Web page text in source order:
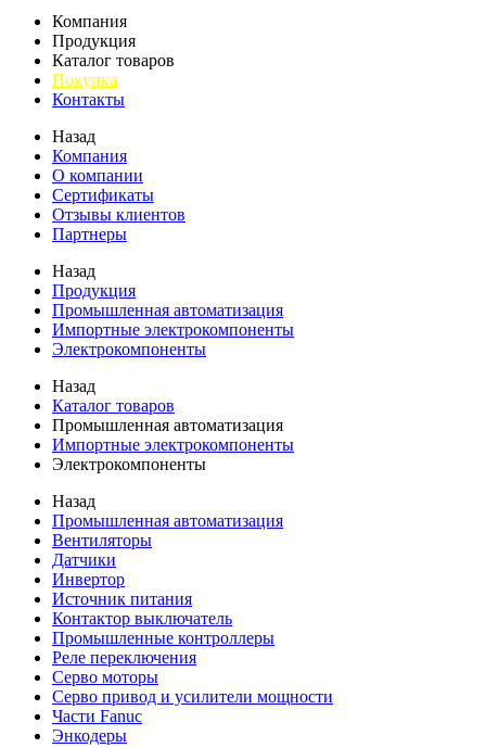
Компания
Продукция
Каталог товаров
Покупка
Контакты
Назад
Компания
О компании
Сертификаты
Отзывы клиентов
Партнеры
Назад
Продукция
Промышленная автоматизация
Импортные электрокомпоненты
Электрокомпоненты
Назад
Каталог товаров
Промышленная автоматизация
Импортные электрокомпоненты
Электрокомпоненты
Назад
Промышленная автоматизация
Вентиляторы
Датчики
Инвертор
Источник питания
Контактор выключатель
Промышленные контроллеры
Реле переключения
Серво моторы
Серво привод и усилители мощности
Части Fanuc
Энкодеры